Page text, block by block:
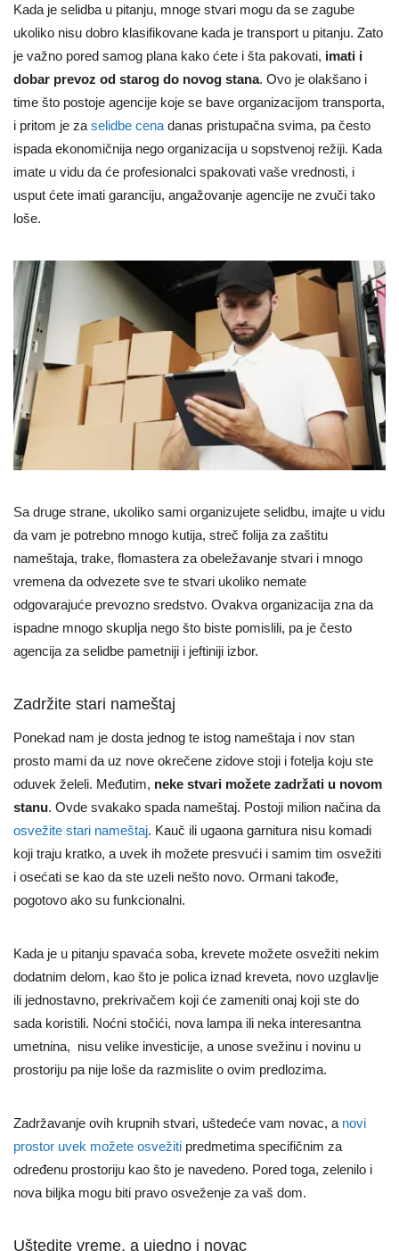
Kada je selidba u pitanju, mnoge stvari mogu da se zagube
ukoliko nisu dobro klasifikovane kada je transport u pitanju. Zato
je važno pored samog plana kako ćete i šta pakovati, imati i
dobar prevoz od starog do novog stana. Ovo je olakšano i
time što postoje agencije koje se bave organizacijom transporta,
i pritom je za selidbe cena danas pristupačna svima, pa često
ispada ekonomičnija nego organizacija u sopstvenoj režiji. Kada
imate u vidu da će profesionalci spakovati vaše vrednosti, i
usput ćete imati garanciju, angažovanje agencije ne zvuči tako
loše.
Sa druge strane, ukoliko sami organizujete selidbu, imajte u vidu
da vam je potrebno mnogo kutija, streč folija za zaštitu
nameštaja, trake, flomastera za obeležavanje stvari i mnogo
vremena da odvezete sve te stvari ukoliko nemate
odgovarajuće prevozno sredstvo. Ovakva organizacija zna da
ispadne mnogo skuplja nego što biste pomislili, pa je često
agencija za selidbe pametniji i jeftiniji izbor.
Zadržite stari nameštaj
Ponekad nam je dosta jednog te istog nameštaja i nov stan
prosto mami da uz nove okrečene zidove stoji i fotelja koju ste
oduvek želeli. Međutim, neke stvari možete zadržati u novom
stanu. Ovde svakako spada nameštaj. Postoji milion načina da
osvežite stari nameštaj. Kauč ili ugaona garnitura nisu komadi
koji traju kratko, a uvek ih možete presvući i samim tim osvežiti
i osećati se kao da ste uzeli nešto novo. Ormani takođe,
pogotovo ako su funkcionalni.
Kada je u pitanju spavaća soba, krevete možete osvežiti nekim
dodatnim delom, kao što je polica iznad kreveta, novo uzglavlje
ili jednostavno, prekrivačem koji će zameniti onaj koji ste do
sada koristili. Noćni stočići, nova lampa ili neka interesantna
umetnina, nisu velike investicije, a unose svežinu i novinu u
prostoriju pa nije loše da razmislite o ovim predlozima.
Zadržavanje ovih krupnih stvari, uštedeće vam novac, a novi
prostor uvek možete osvežiti predmetima specifičnim za
određenu prostoriju kao što je navedeno. Pored toga, zelenilo i
nova biljka mogu biti pravo osveženje za vaš dom.
Uštedite vreme, a ujedno i novac